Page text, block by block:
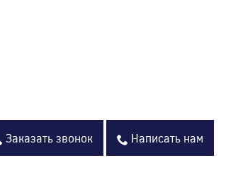
Заказать звонок Написать нам